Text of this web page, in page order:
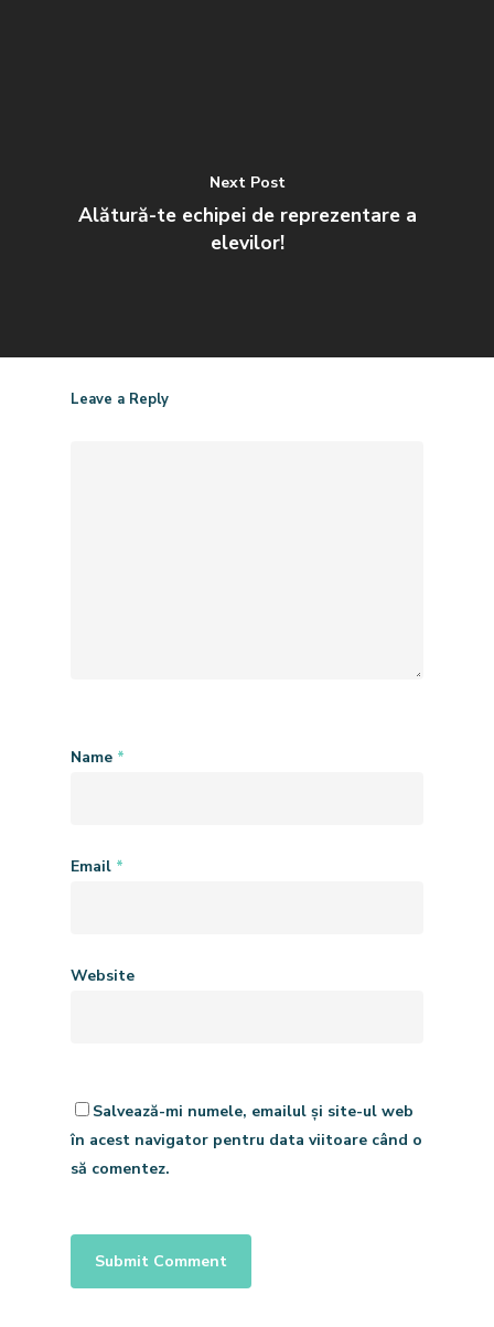
Next Post
Alătură-te echipei de reprezentare a
elevilor!
Leave a Reply
Name *
Email *
Website
Salvează-mi numele, emailul și site-ul web
în acest navigator pentru data viitoare când o
să comentez.